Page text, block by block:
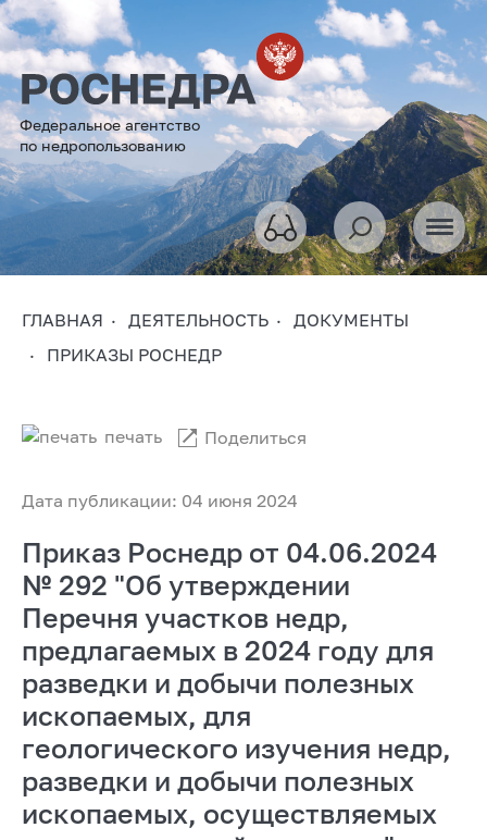
Федеральное агентство
по недропользованию
ГЛАВНАЯ ДЕЯТЕЛЬНОСТЬ
ДОКУМЕНТЫ
ПРИКАЗЫ РОСНЕДР
Дата публикации: 04 июня 2024
печать Поделиться
Приказ Роснедр от 04.06.2024
№ 292 "Об утверждении
Перечня участков недр,
предлагаемых в 2024 году для
разведки и добычи полезных
ископаемых, для
геологического изучения недр,
разведки и добычи полезных
ископаемых, осуществляемых